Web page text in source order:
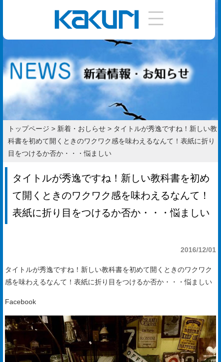
DIY
手
引
き
い
方
り
方
お
会
概
要
ア
トップページ > 新着・おしらせ > タイトルが秀逸ですね！新しい教
科書を初めて開くときのワクワク感を味わえるなんて！表紙に折り
目をつけるか否か・・・悩ましい
タイトルが秀逸ですね！新しい教科書を初め
て開くときのワクワク感を味わえるなんて！
表紙に折り目をつけるか否か・・・悩ましい
2016/12/01
タイトルが秀逸ですね！新しい教科書を初めて開くときのワクワク
感を味わえるなんて！表紙に折り目をつけるか否か・・・悩ましい
Facebook